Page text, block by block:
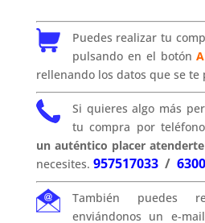
Puedes realizar tu
pulsando en el botón
rellenando los datos que se te
Si quieres algo más
tu compra por
un auténtico placer
necesites. 957517033/
También puedes
enviándonos un e-